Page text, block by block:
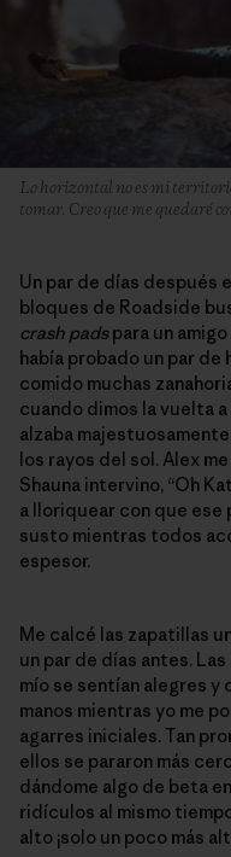
Lo horizontal no es mi
tomar. Creo que me quedaré
Un par de días después
bloques de Roadside
crash padspara un
había probado un par de
comido muchas
cuando dimos la vuelta
alzaba
los rayos del sol. Alex
Shauna intervino, “Oh
a lloriquear con que ese
susto mientras todos
espesor.
Me calcé las zapatillas
un par de días antes.
mío se sentían alegres y
manos mientras yo me
agarres iniciales. Tan
ellos se pararon más
dándome algo de beta
ridículos al mismo
alto ¡solo un poco más